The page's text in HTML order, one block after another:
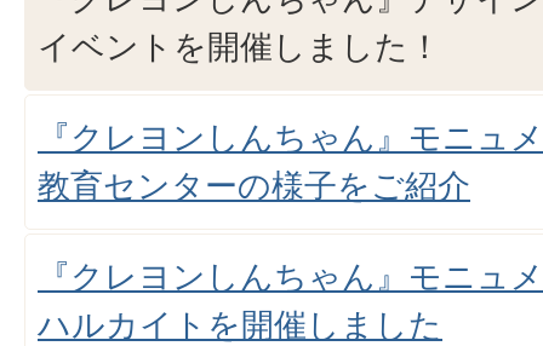
イベントを開催しました！
『クレヨンしんちゃん』モニュ
教育センターの様子をご紹介
『クレヨンしんちゃん』モニュ
ハルカイトを開催しました